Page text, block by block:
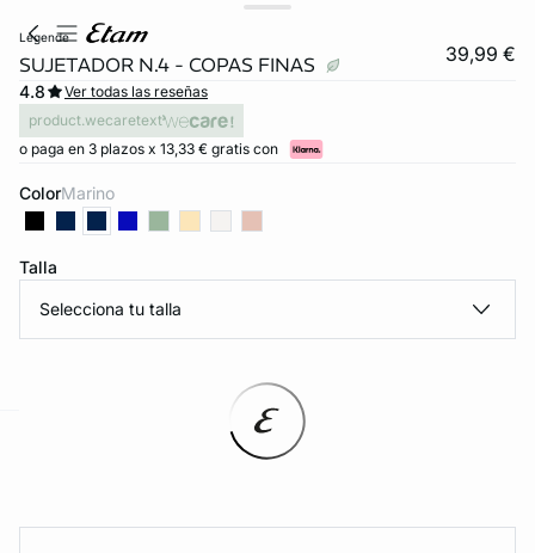
legende
SUJETADOR N.4 - COPAS FINAS 39,99 €
4.8
Ver todas las reseñas
product.wecaretext
o paga en 3 plazos x 13,33 € gratis con
Color marino
Talla
Selecciona tu talla